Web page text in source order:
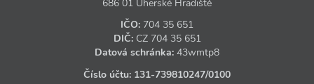
686 01 Uherské Hradiště
IČO: 704 35 651
DIČ: CZ 704 35 651
Datová schránka: 43wmtp8
Číslo účtu: 131‑739810247/0100